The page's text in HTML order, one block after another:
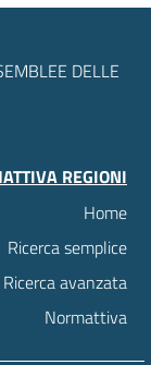
DELLE
REGIONI
Home
Ricerca semplice
Ricerca avanzata
Normattiva